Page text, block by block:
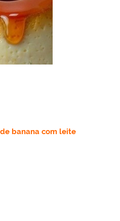
banana com leite